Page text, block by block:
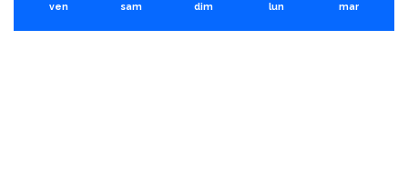
ven sam dim lun mar